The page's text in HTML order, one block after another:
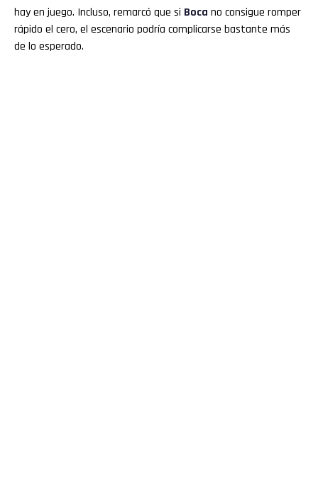
hay en juego. Incluso, remarcó que si Boca no consigue romper
rápido el cero, el escenario podría complicarse bastante más
de lo esperado.